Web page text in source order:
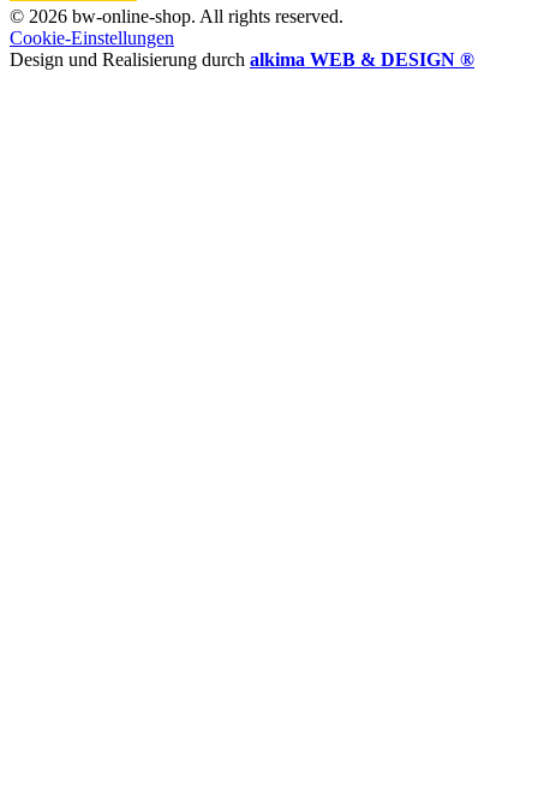
© 2026 bw-online-shop. All rights reserved.
Cookie-Einstellungen
Design und Realisierung durch alkima WEB & DESIGN ®